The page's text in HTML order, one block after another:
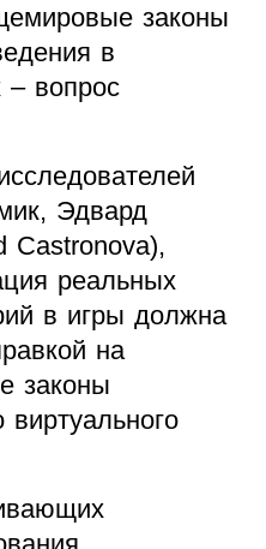
законы
в
– вопрос
Эдвард
Castronova),
реальных
в игры должна
на
законы
виртуального